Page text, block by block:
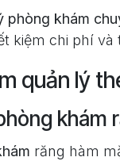
phòng khám
kiệm chi phí
quản lý
khám
răng hàm